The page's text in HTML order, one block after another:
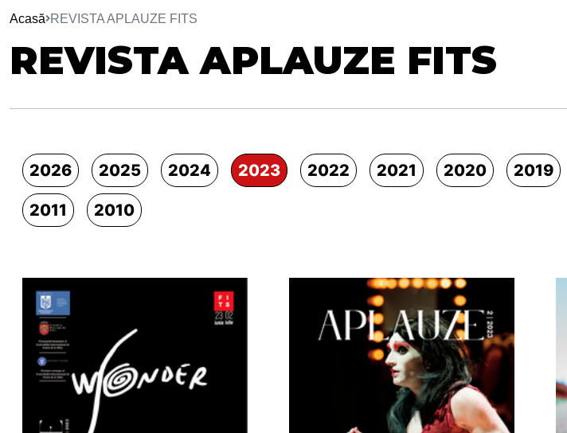
Acasă REVISTA APLAUZE FITS
REVISTA APLAUZE FITS
2026 2025 2024 2023 2022 2021 2020 2019
2011 2010